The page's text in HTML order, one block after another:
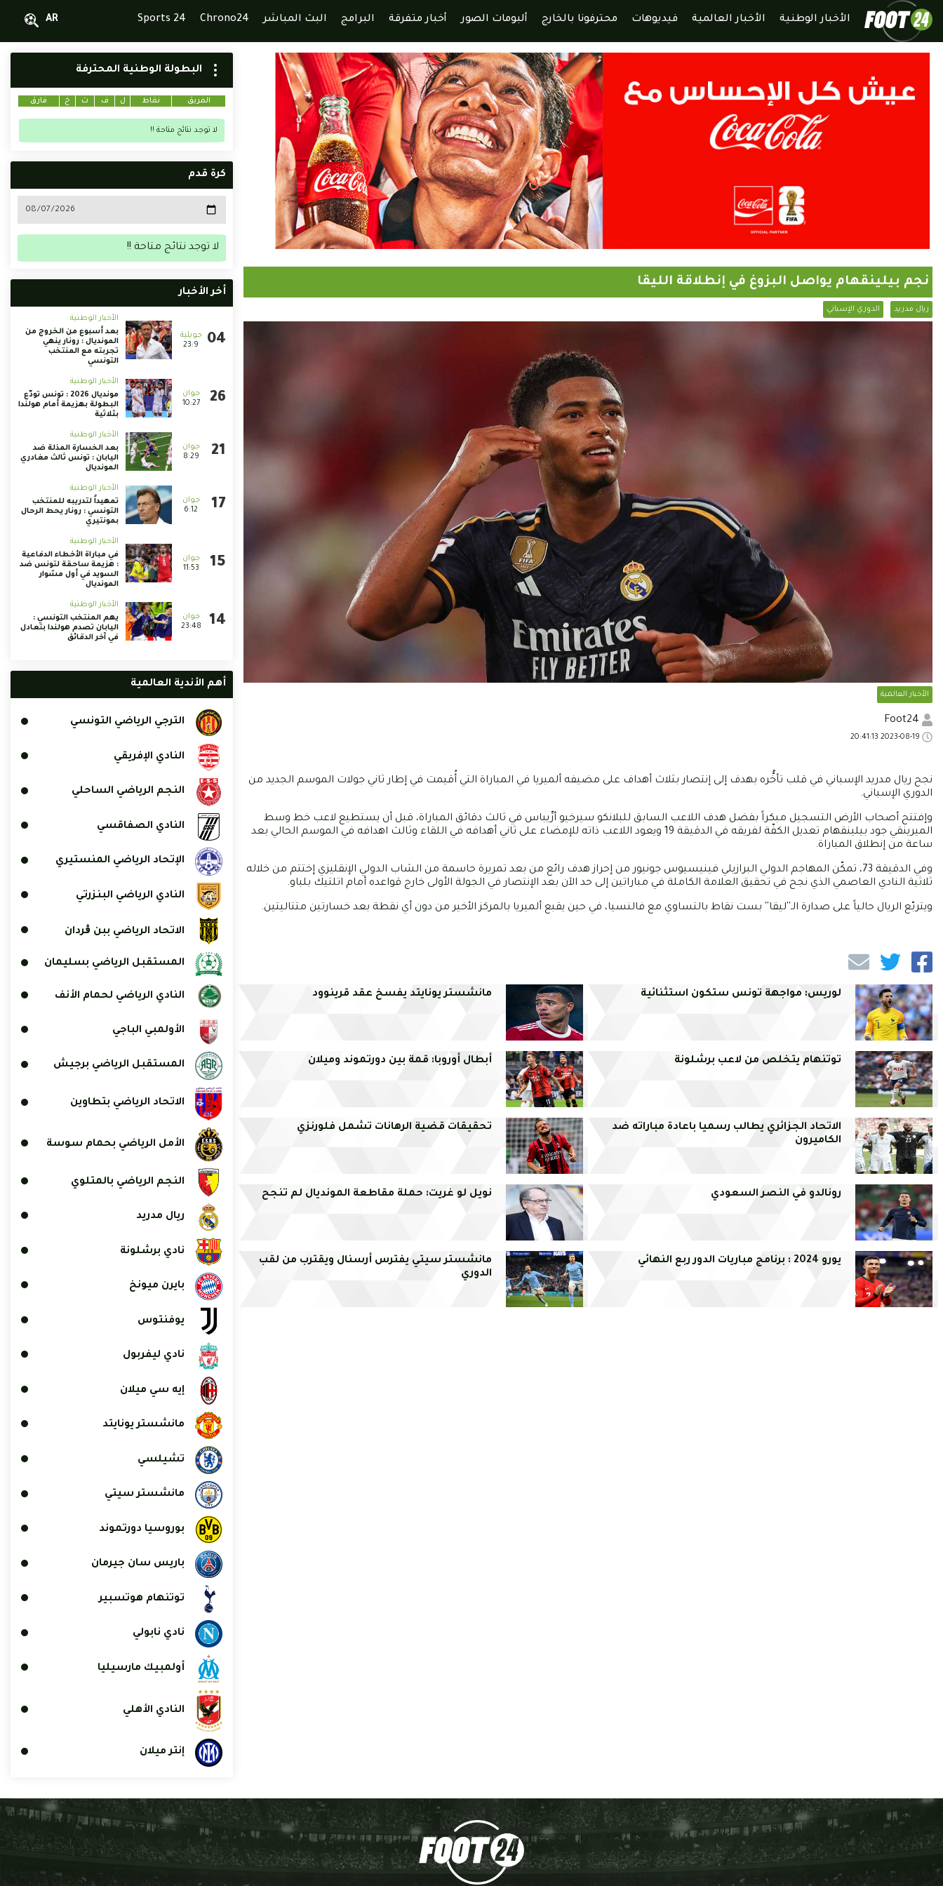
الأخبار الوطنية الأخبار العالمية فيديوهات محترفونا بالخارج ألبومات الصور أخبار متفرقة البرامج البث المباشر Chrono24
Sports 24
AR
نجم بيلينقهام يواصل البزوغ في إنطلاقة الليقا
ريال مدريد الدوري الإسباني
الأخبار العالمية
نجح ريال مدريد الإسباني في قلب تأخُّره بهدف إلى إنتصار بثلاث أهداف على مضيفه ألميريا في المباراة التي أُقيمت في إطار ثاني جولات الموسم الجديد من
الدوري الإسباني.
وإفتتح أصحاب الأرض التسجيل مبكراً بفضل هدف اللاعب السابق للبلانكو سيرخيو أرِّيباس في ثالث دقائق المباراة، قبل أن يستطيع لاعب خط وسط
الميرينقي جود بيلينقهام تعديل الكفّة لفريقه في الدقيقة 19 ويعود اللاعب ذاته للإمضاء على ثاني أهدافه في اللقاء وثالث اهدافه في الموسم الحالي بعد
ساعة من إنطلاق المباراة.
وفي الدقيقة 73، تمكّن المهاجم الدولي البرازيلي فينيسيوس جونيور من إحراز هدف رائع من بعد تمريرة حاسمة من الشاب الدولي الإنقليزي إختتم من خلاله
ثلاثية النادي العاصمي الذي نجح في تحقيق العلامة الكاملة في مباراتين إلى حد الآن بعد الإنتصار في الجولة الأولى خارج قواعده أمام اتلتيك بلباو.
ويتربّع الريال حالياً على صدارة الـ''ليقا'' بست نقاط بالتساوي مع فالنسيا، في حين يقبع ألميريا بالمركز الأخير من دون أي نقطة بعد خسارتين متتاليتين.
لوريس: مواجهة تونس ستكون استثنائية مانشستر يونايتد يفسخ عقد قرينوود
توتنهام يتخلص من لاعب برشلونة أبطال أوروبا: قمة بين دورتموند وميلان
الاتحاد الجزائري يطالب رسميا باعادة مباراته ضد
الكاميرون
تحقيقات قضية الرهانات تشمل فلورنزي
رونالدو في النصر السعودي نويل لو غريت: حملة مقاطعة المونديال لم تنجح
يورو 2024 : برنامج مباريات الدور ربع النهائي
مانشستر سيتي يفترس أرسنال ويقترب من لقب
الدوري
البطولة الوطنية المحترفة
الفريق نقاط ل ف ت خ فارق
لا توجد نتائج متاحة !!
كرة قدم
لا توجد نتائج متاحة !!
أخر الأخبار
23:9
الأخبار الوطنية
بعد أسبوع من الخروج من
المونديال : رونار ينهي
تجربته مع المنتخب
التونسي
10:27
الأخبار الوطنية
مونديال 2026 : تونس تودّع
البطولة بهزيمة أمام هولندا
بثلاثية
8:29
الأخبار الوطنية
بعد الخسارة المذلة ضد
اليابان : تونس ثالث مغادري
المونديال
6:12
الأخبار الوطنية
تمهيداً لتدريبه للمنتخب
التونسي : رونار يحط الرحال
بمونتيري
11:53
الأخبار الوطنية
في مباراة الأخطاء الدفاعية
: هزيمة ساحقة لتونس ضد
السويد في أول مشوار
المونديال
23:48
الأخبار الوطنية
يهم المنتخب التونسي :
اليابان تصدم هولندا بتعادل
في آخر الدقائق
أهم الأندية العالمية
الترجي الرياضي التونسي
النادي الإفريقي
النجم الرياضي الساحلي
النادي الصفاقسي
الإتحاد الرياضي المنستيري
النادي الرياضي البنزرتي
الاتحاد الرياضي ببن ڨردان
المستقبل الرياضي بسليمان
النادي الرياضي لحمام الأنف
الأولمبي الباجي
المستقبل الرياضي برجيش
الاتحاد الرياضي بتطاوين
الأمل الرياضي بحمام سوسة
النجم الرياضي بالمتلوي
ريال مدريد
نادي برشلونة
بايرن ميونخ
يوفنتوس
نادي ليفربول
إيه سي ميلان
مانشستر يونايتد
تشيلسي
مانشستر سيتي
بوروسيا دورتموند
باريس سان جيرمان
توتنهام هوتسبير
نادي نابولي
أولمبيك مارسيليا
النادي الأهلي
إنتر ميلان